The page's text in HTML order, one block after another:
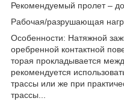
Рекомендуемый пролет –
Рабочая/разрушающая
Особенности: Натяжной
оребренной контактной
торая прокладывается
рекомендуется
трассы или же при
трассы...